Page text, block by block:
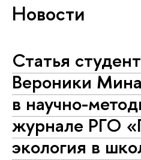
Новости
Статья
Вероники
в научно-
журнале РГО
экология в